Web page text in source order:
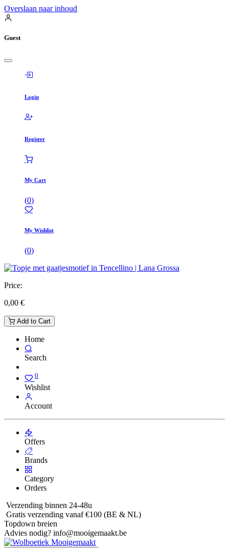
Overslaan naar inhoud
Guest
Login
Register
My Cart
(0)
My Wishlist
(0)
Price:
0,00 €
Add to Cart
Home
Search
0
Wishlist
Account
Offers
Brands
Category
Orders
Verzending binnen 24-48u
Gratis verzending vanaf €100 (BE & NL)
Topdown breien
Advies nodig? info@mooigemaakt.be